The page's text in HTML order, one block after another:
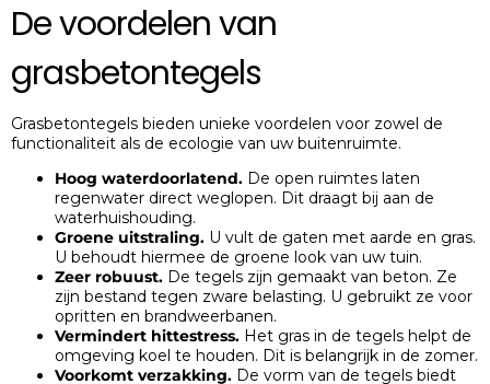
De voordelen van
grasbetontegels
Grasbetontegels bieden unieke voordelen voor zowel de
functionaliteit als de ecologie van uw buitenruimte.
Hoog waterdoorlatend. De open ruimtes laten
regenwater direct weglopen. Dit draagt bij aan de
waterhuishouding.
Groene uitstraling. U vult de gaten met aarde en gras.
U behoudt hiermee de groene look van uw tuin.
Zeer robuust. De tegels zijn gemaakt van beton. Ze
zijn bestand tegen zware belasting. U gebruikt ze voor
opritten en brandweerbanen.
Vermindert hittestress. Het gras in de tegels helpt de
omgeving koel te houden. Dit is belangrijk in de zomer.
Voorkomt verzakking. De vorm van de tegels biedt